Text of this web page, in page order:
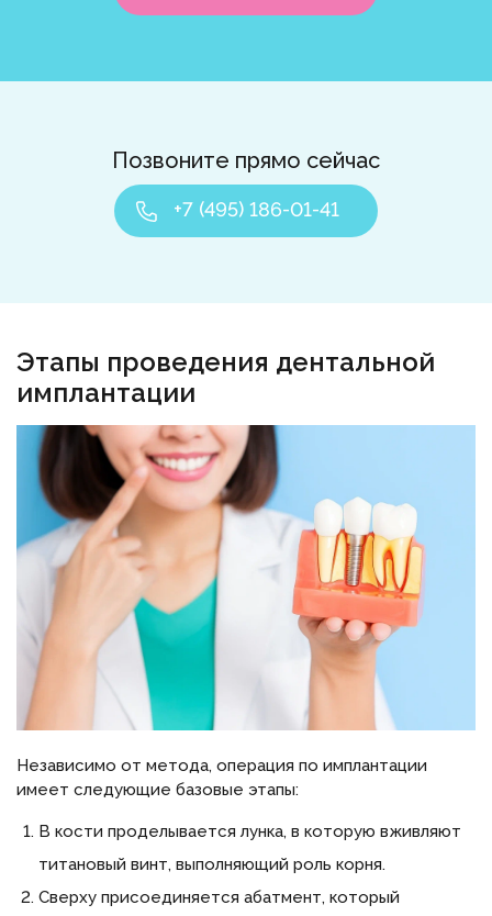
Позвоните прямо сейчас
+7 (495) 186-01-41
Этапы проведения дентальной
имплантации
Независимо от метода, операция по имплантации
имеет следующие базовые этапы:
В кости проделывается лунка, в которую вживляют
титановый винт, выполняющий роль корня.
Сверху присоединяется абатмент, который